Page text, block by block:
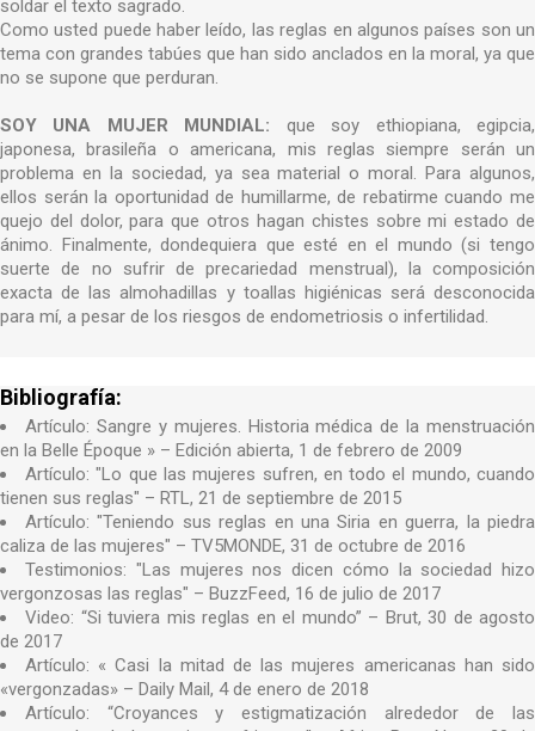
soldar el texto sagrado.
Como usted puede haber leído, las reglas en algunos países son un
tema con grandes tabúes que han sido anclados en la moral, ya que
no se supone que perduran.
SOY UNA MUJER MUNDIAL: que soy ethiopiana, egipcia,
japonesa, brasileña o americana, mis reglas siempre serán un
problema en la sociedad, ya sea material o moral. Para algunos,
ellos serán la oportunidad de humillarme, de rebatirme cuando me
quejo del dolor, para que otros hagan chistes sobre mi estado de
ánimo. Finalmente, dondequiera que esté en el mundo (si tengo
suerte de no sufrir de precariedad menstrual), la composición
exacta de las almohadillas y toallas higiénicas será desconocida
para mí, a pesar de los riesgos de endometriosis o infertilidad.
Bibliografía:
Artículo: Sangre y mujeres. Historia médica de la menstruación
en la Belle Époque » – Edición abierta, 1 de febrero de 2009
Artículo: "Lo que las mujeres sufren, en todo el mundo, cuando
tienen sus reglas" – RTL, 21 de septiembre de 2015
Artículo: "Teniendo sus reglas en una Siria en guerra, la piedra
caliza de las mujeres" – TV5MONDE, 31 de octubre de 2016
Testimonios: "Las mujeres nos dicen cómo la sociedad hizo
vergonzosas las reglas" – BuzzFeed, 16 de julio de 2017
Video: “Si tuviera mis reglas en el mundo” – Brut, 30 de agosto
de 2017
Artículo: « Casi la mitad de las mujeres americanas han sido
«vergonzadas» – Daily Mail, 4 de enero de 2018
Artículo: “Croyances y estigmatización alrededor de las